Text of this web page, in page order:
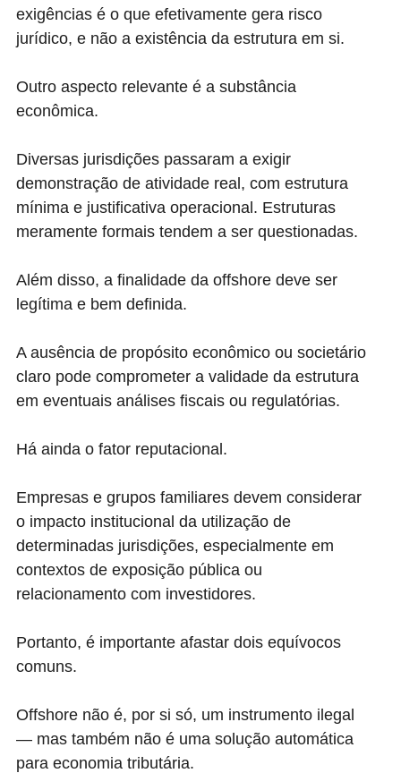
exigências é o que efetivamente gera risco
jurídico, e não a existência da estrutura em si.
Outro aspecto relevante é a substância
econômica.
Diversas jurisdições passaram a exigir
demonstração de atividade real, com estrutura
mínima e justificativa operacional. Estruturas
meramente formais tendem a ser questionadas.
Além disso, a finalidade da offshore deve ser
legítima e bem definida.
A ausência de propósito econômico ou societário
claro pode comprometer a validade da estrutura
em eventuais análises fiscais ou regulatórias.
Há ainda o fator reputacional.
Empresas e grupos familiares devem considerar
o impacto institucional da utilização de
determinadas jurisdições, especialmente em
contextos de exposição pública ou
relacionamento com investidores.
Portanto, é importante afastar dois equívocos
comuns.
Offshore não é, por si só, um instrumento ilegal
— mas também não é uma solução automática
para economia tributária.